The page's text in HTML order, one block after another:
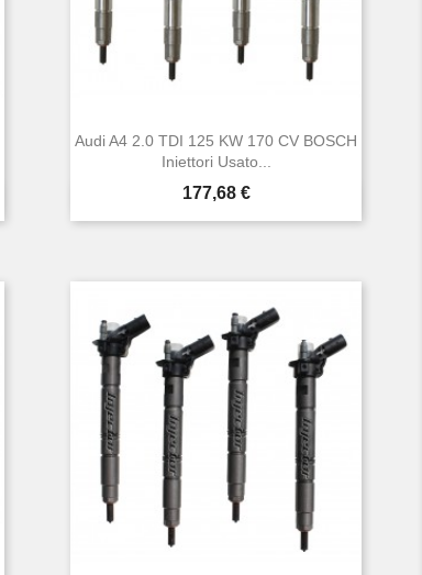
Audi A4 2.0 TDI 125 KW 170 CV BOSCH
Iniettori Usato...
Prezzo
177,68 €
 Anteprima